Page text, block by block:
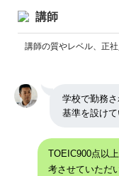
講師
講師の質やレベル、正
学校で勤務
基準を設けて
TOEIC900点以
考させていただ